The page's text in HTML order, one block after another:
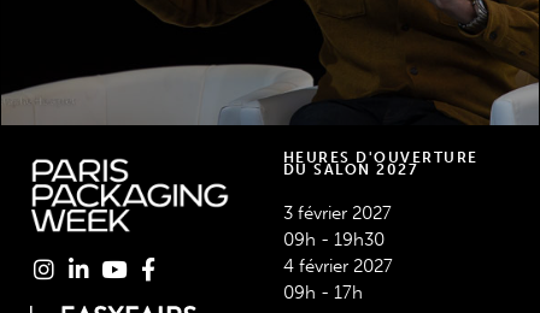
HEURES D'OUVERTURE
DU SALON 2027
3 février 2027
09h - 19h30
4 février 2027
09h - 17h